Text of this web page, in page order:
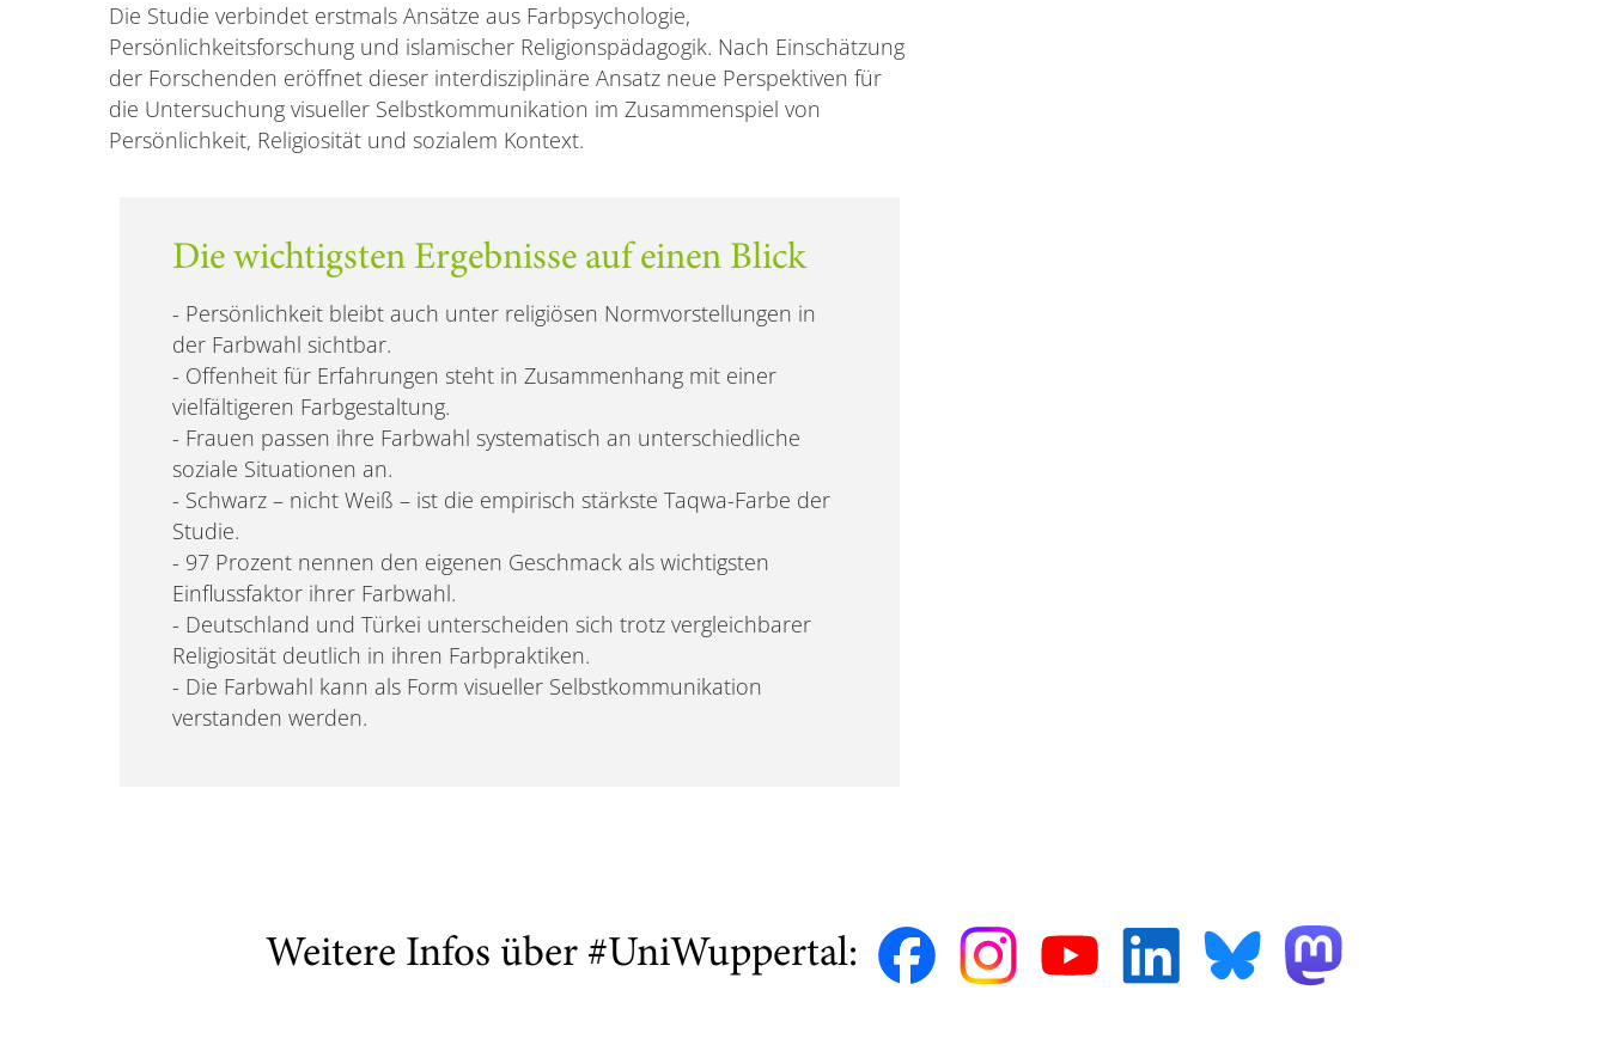
Die Studie verbindet erstmals Ansätze aus Farbpsychologie,
Persönlichkeitsforschung und islamischer Religionspädagogik. Nach Einschätzung
der Forschenden eröffnet dieser interdisziplinäre Ansatz neue Perspektiven für
die Untersuchung visueller Selbstkommunikation im Zusammenspiel von
Persönlichkeit, Religiosität und sozialem Kontext.
Die wichtigsten Ergebnisse auf einen Blick
- Persönlichkeit bleibt auch unter religiösen Normvorstellungen in
der Farbwahl sichtbar.
- Offenheit für Erfahrungen steht in Zusammenhang mit einer
vielfältigeren Farbgestaltung.
- Frauen passen ihre Farbwahl systematisch an unterschiedliche
soziale Situationen an.
- Schwarz – nicht Weiß – ist die empirisch stärkste Taqwa-Farbe der
Studie.
- 97 Prozent nennen den eigenen Geschmack als wichtigsten
Einflussfaktor ihrer Farbwahl.
- Deutschland und Türkei unterscheiden sich trotz vergleichbarer
Religiosität deutlich in ihren Farbpraktiken.
- Die Farbwahl kann als Form visueller Selbstkommunikation
verstanden werden.
Weitere Infos über #UniWuppertal: